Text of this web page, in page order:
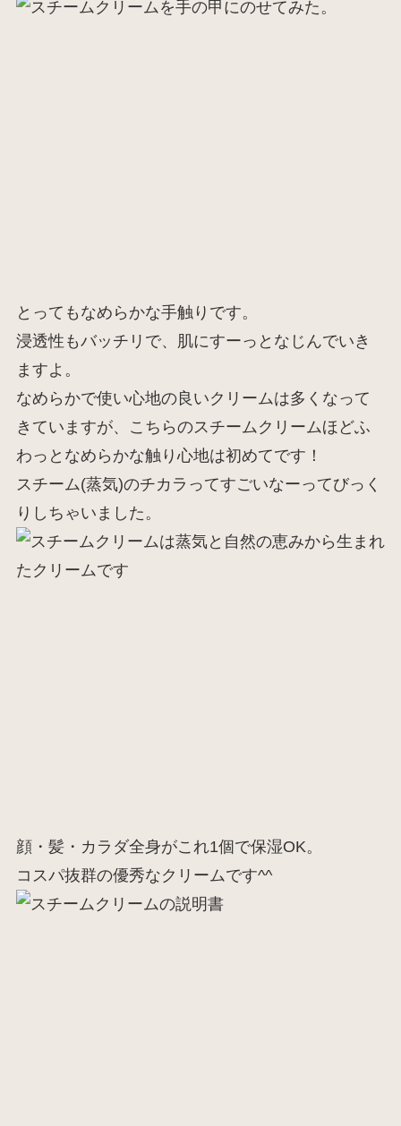
とってもなめらかな手触りです。
浸透性もバッチリで、肌にすーっとなじんでいき
ますよ。
なめらかで使い心地の良いクリームは多くなって
きていますが、こちらのスチームクリームほどふ
わっとなめらかな触り心地は初めてです！
スチーム(蒸気)のチカラってすごいなーってびっく
りしちゃいました。
顔・髪・カラダ全身がこれ1個で保湿OK。
コスパ抜群の優秀なクリームです^^